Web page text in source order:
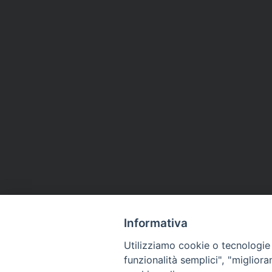
Informativa
Utilizziamo cookie o
funzionalità semplici",